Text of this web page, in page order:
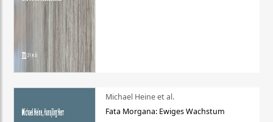
Michael Heine et al.
Fata Morgana: Ewiges Wachstum